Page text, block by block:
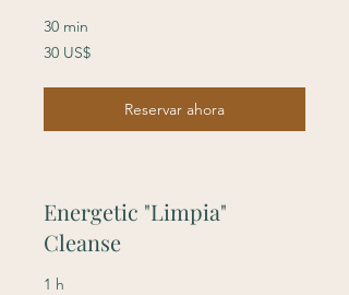
30 min
30
dólares
30 US$
Reservar ahora
Energetic "Limpia"
Cleanse
1 h